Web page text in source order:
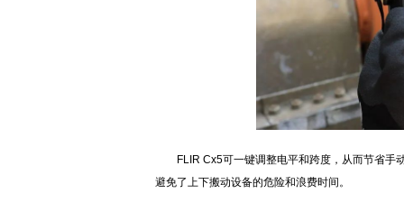
FLIR Cx5可一键调整电平和跨度，从而节省手
避免了上下搬动设备的危险和浪费时间。